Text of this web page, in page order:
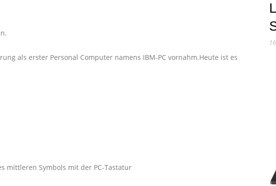
als erster Personal Computer namens IBM-PC vornahm.Heute ist es
mittleren Symbols mit der PC-Tastatur